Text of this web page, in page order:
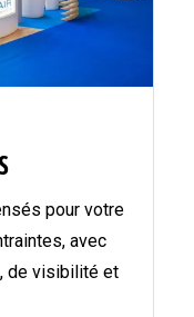
pour votre
avec
de visibilité et